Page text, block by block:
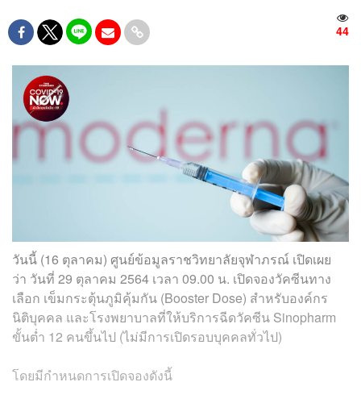
44
วันนี้ (16 ตุลาคม) ศูนย์ข้อมูลราชวิทยาลัยจุฬาภรณ์ เปิดเผย
ว่า วันที่ 29 ตุลาคม 2564 เวลา 09.00 น. เปิดจองวัคซีนทาง
เลือก เข็มกระตุ้นภูมิคุ้มกัน (Booster Dose) สำหรับองค์กร
นิติบุคคล และโรงพยาบาลที่ให้บริการฉีดวัคซีน Sinopharm
ขั้นต่ำ 12 คนขึ้นไป (ไม่มีการเปิดรอบบุคคลทั่วไป)
โดยมีกำหนดการเปิดจองดังนี้